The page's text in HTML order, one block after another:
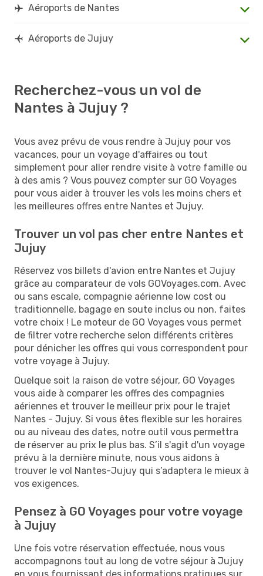
Aéroports de Nantes
Aéroports de Jujuy
Recherchez-vous un vol de
Nantes à Jujuy ?
Vous avez prévu de vous rendre à Jujuy pour vos
vacances, pour un voyage d'affaires ou tout
simplement pour aller rendre visite à votre famille ou
à des amis ? Vous pouvez compter sur GO Voyages
pour vous aider à trouver les vols les moins chers et
les meilleures offres entre Nantes et Jujuy.
Trouver un vol pas cher entre Nantes et
Jujuy
Réservez vos billets d'avion entre Nantes et Jujuy
grâce au comparateur de vols GOVoyages.com. Avec
ou sans escale, compagnie aérienne low cost ou
traditionnelle, bagage en soute inclus ou non, faites
votre choix ! Le moteur de GO Voyages vous permet
de filtrer votre recherche selon différents critères
pour dénicher les offres qui vous correspondent pour
votre voyage à Jujuy.
Quelque soit la raison de votre séjour, GO Voyages
vous aide à comparer les offres des compagnies
aériennes et trouver le meilleur prix pour le trajet
Nantes - Jujuy. Si vous êtes flexible sur les horaires
ou au niveau des dates, notre outil vous permettra
de réserver au prix le plus bas. S’il s'agit d'un voyage
prévu à la dernière minute, nous vous aidons à
trouver le vol Nantes-Jujuy qui s’adaptera le mieux à
vos exigences.
Pensez à GO Voyages pour votre voyage
à Jujuy
Une fois votre réservation effectuée, nous vous
accompagnons tout au long de votre séjour à Jujuy